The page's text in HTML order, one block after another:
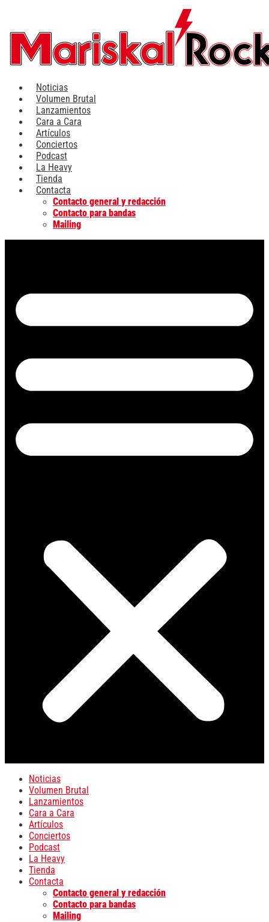
contenido
Noticias
Volumen Brutal
Lanzamientos
Cara a Cara
Artículos
Conciertos
Podcast
La Heavy
Tienda
Contacta
Contacto general y redacción
Contacto para bandas
Mailing
Noticias
Volumen Brutal
Lanzamientos
Cara a Cara
Artículos
Conciertos
Podcast
La Heavy
Tienda
Contacta
Contacto general y redacción
Contacto para bandas
Mailing